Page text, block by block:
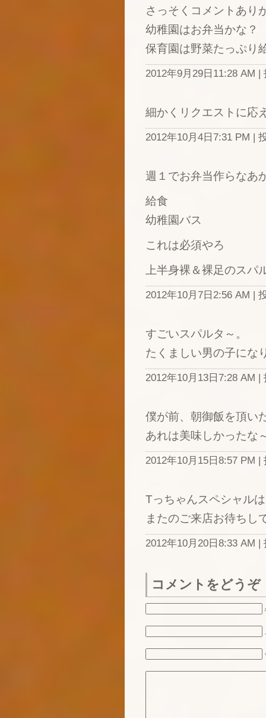
さっそくコメントあり
幼稚園はお弁当かな？
保育園は野菜たっぷり
2012年9月29日11:28 AM
細かくリクエストに応
2012年10月4日7:31 PM |
週１でお弁当作らな
給食
幼稚園バス
これは必須やろ
上半身裸＆裸足のスパ
2012年10月7日2:56 AM |
すごいスパルタ～。
たくましい男の子にな
2012年10月13日7:28 AM
僕が前、朝御飯を頂い
あれは美味しかったな
2012年10月15日8:57 PM
Tっちゃんスペシャル
またのご来店お待ちし
2012年10月20日8:33 AM
コメントをどうぞ